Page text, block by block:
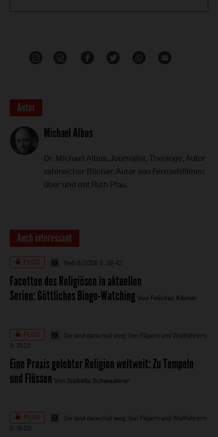
Überschrift
Artikel-
Infos
Autor
Michael Albus
Dr. Michael Albus, Journalist, Theologe, Autor
zahlreicher Bücher, Autor von Fernsehfilmen
über und mit Ruth Pfau.
Auch interessant
PLUS Heft 6/2026 S. 39-42
Facetten des Religiösen in aktuellen
Serien:Göttliches Binge-Watching Von Felicitas Kleiner
PLUS
Sie sind dann mal weg: Von Pilgern und Wallfahrern
S. 21-23
Eine Praxis gelebter Religion weltweit:Zu Tempeln
und Flüssen Von Isabella Schwaderer
PLUS
Sie sind dann mal weg: Von Pilgern und Wallfahrern
S. 16-20